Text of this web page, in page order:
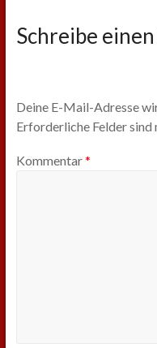
Schreibe
Deine E-Mail-Adresse
Erforderliche Felder sind
Kommentar*